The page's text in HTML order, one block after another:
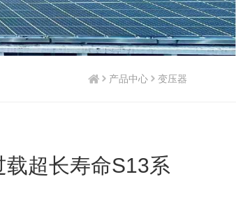
产品中心 变压器
超长寿命S13系